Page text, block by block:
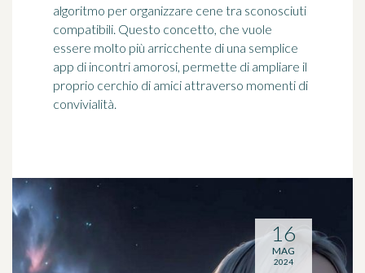
algoritmo per organizzare cene tra sconosciuti
compatibili. Questo concetto, che vuole
essere molto più arricchente di una semplice
app di incontri amorosi, permette di ampliare il
proprio cerchio di amici attraverso momenti di
convivialità.
16
MAG
2024